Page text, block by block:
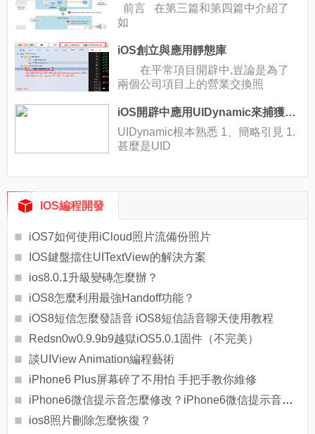
前言 在第三篇和第四篇中介紹了
如
iOS創立與應用靜態庫
在平常項目開辟中,豈論是為了
兩個公司項目上的營業交換照
iOS開辟中應用UIDynamic來捕獲動畫組件的重力行動
UIDynamic根本熟悉 1、簡略引見 1.
甚麼是UID
IOS編程開發
iOS7如何使用iCloud照片流備份照片
IOS鍵盤擋住UITextView的解決方案
ios8.0.1升級變磚怎麼辦？
iOS8怎麼利用最強Handoff功能？
iOS8短信怎麼發語音 iOS8短信語音聊天使用教程
Redsn0w0.9.9b9越獄iOS5.0.1固件（不完美）
談UIView Animation編程藝術
iPhone6 Plus屏幕碎了不用怕 手把手教你維修
iPhone6微信提示音怎麼修改？iPhone6微信提示音修改教程
ios8照片刪除怎麼恢復？